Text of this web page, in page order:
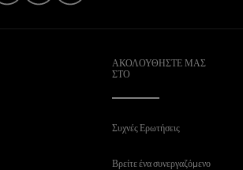
ΑΚΟΛΟΥΘΉΣΤΕ ΜΑΣ
ΣΤΟ
Συχνές Ερωτήσεις
Βρείτε ένα συνεργαζόμενο